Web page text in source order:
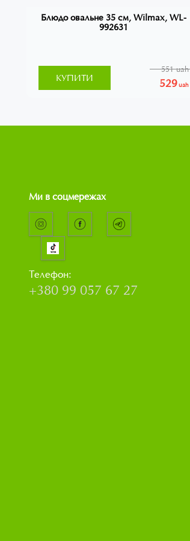
Блюдо овальне 35 см, Wilmax, WL-
992631
529uah
551 uah
КУПИТИ
Ми в соцмережах
Телефон:
+380 99 057 67 27